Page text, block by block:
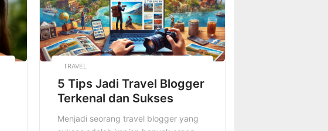
TRAVEL
5 Tips Jadi Travel Blogger
Terkenal dan Sukses
Menjadi seorang travel blogger yang